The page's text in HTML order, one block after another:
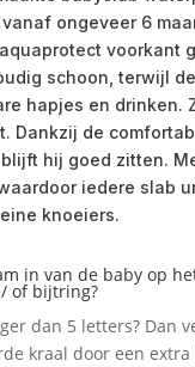
ongeveer 6
voorkant
schoon, terwijl
hapjes en drinken.
Dankzij de
hij goed zitten.
iedere slab
knoeiers.
in van de baby op
of bijtring?
dan 5 letters? Dan
kraal door een